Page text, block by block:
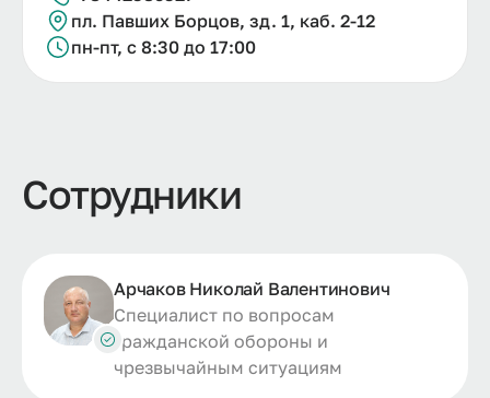
пл. Павших Борцов, зд. 1, каб. 2-12
пн-пт, с 8:30 до 17:00
Сотрудники
Арчаков Николай Валентинович
Специалист по вопросам
гражданской обороны и
чрезвычайным ситуациям